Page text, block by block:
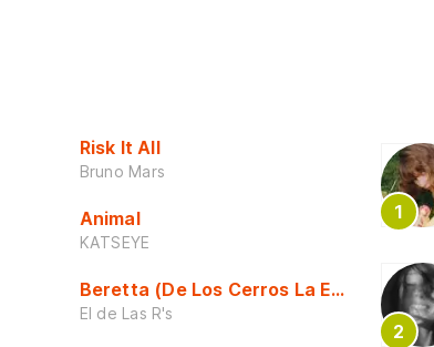
Risk It All
Bruno Mars
Animal
KATSEYE
Beretta (De Los Cerros La Escuela)
El de Las R's